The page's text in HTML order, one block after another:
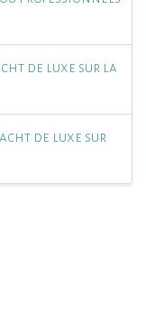
de luxe sur la
de luxe sur